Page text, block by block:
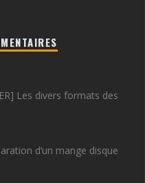
Les divers formats des
d’un mange disque